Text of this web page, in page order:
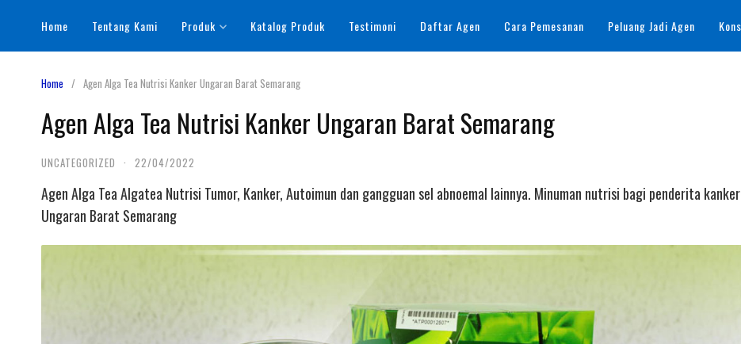
content
Home Tentang Kami Produk Katalog Produk Testimoni Daftar Agen Cara Pemesanan Peluang Jadi Agen
Home Agen Alga Tea Nutrisi Kanker Ungaran Barat Semarang
Agen Alga Tea Nutrisi Kanker Ungaran Barat Semarang
UNCATEGORIZED · 22/04/2022
Agen Alga Tea Algatea Nutrisi Tumor, Kanker, Autoimun dan gangguan sel abnoemal lainnya. Minuman nutrisi bagi penderita
Ungaran Barat Semarang